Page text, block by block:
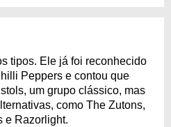
tipos. Ele já foi reconhecido
Peppers e contou que
um grupo clássico, mas
como The Zutons,
e Razorlight.